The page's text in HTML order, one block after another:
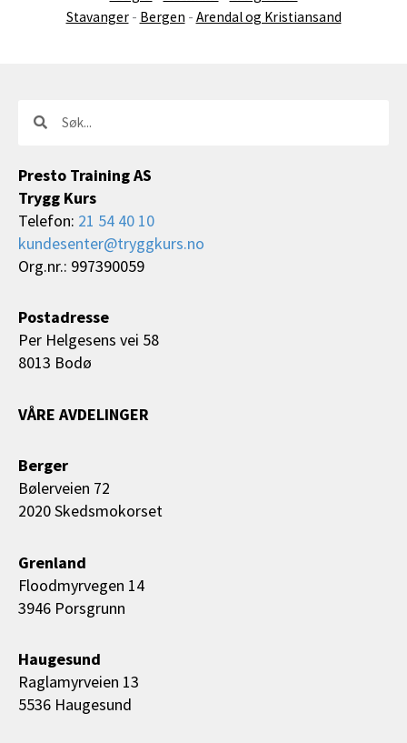
Stavanger- Bergen - Arendal og Kristiansand
Søk
Presto Training AS
Trygg Kurs
Telefon: 21 54 40 10
kundesenter@tryggkurs.no
Org.nr.: 997390059
Postadresse
Per Helgesens vei 58
8013 Bodø
VÅRE AVDELINGER
Berger
Bølerveien 72
2020 Skedsmokorset
Grenland
Floodmyrvegen 14
3946 Porsgrunn
Haugesund
Raglamyrveien 13
5536 Haugesund